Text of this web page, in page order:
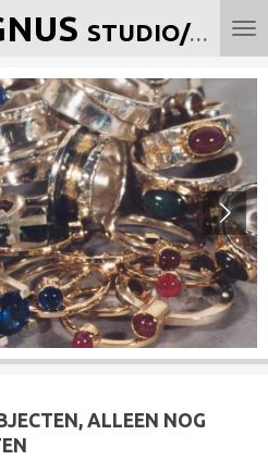
STUDIO/GALERIE
ALLEEN NOG